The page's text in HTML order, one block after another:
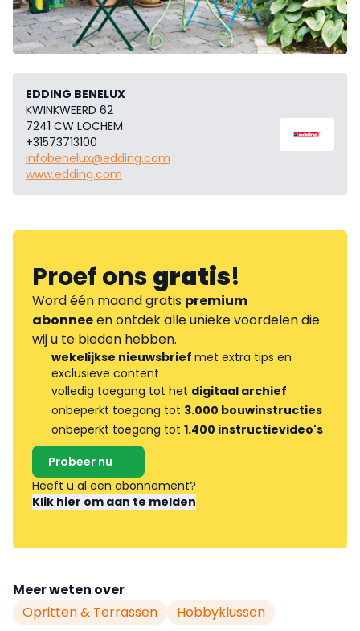
EDDING BENELUX
KWINKWEERD 62
7241 CW LOCHEM
+31573713100
infobenelux@edding.com
www.edding.com
Proef onsgratis!
Word één maand gratis premium
abonneeen ontdek alle unieke voordelen die
wij u te bieden hebben.
wekelijkse nieuwsbrief met extra tips en
exclusieve content
volledig toegang tot het digitaal archief
onbeperkt toegang tot 3.000 bouwinstructies
onbeperkt toegang tot 1.400 instructievideo's
Probeer nu
Heeft u al een abonnement?
Klik hier om aan te melden
Meer weten over
Opritten & Terrassen
Hobbyklussen